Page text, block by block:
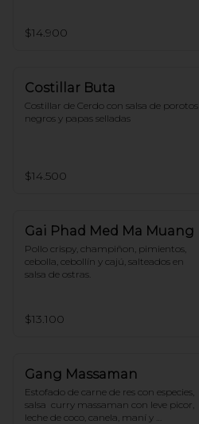
$14.900
Costillar Buta
Costillar de Cerdo con salsa de porotos
negros y papas selladas
$14.500
Gai Phad Med Ma Muang
Pollo crispy, champiñon, pimientos,
cebolla, cebollín y cajú, salteados en
salsa de ostras.
$13.100
Gang Massaman
Estofado de carne de res con especies,
salsa  curry massaman con leve picor,
leche de coco, canela, maní y